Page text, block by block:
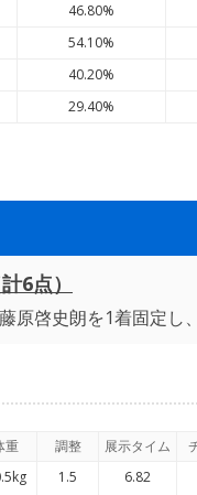
46.80%
54.10%
40.20%
29.40%
6点）
原啓史朗を1着固定し
重 調整 展示タイム
1.5 6.82